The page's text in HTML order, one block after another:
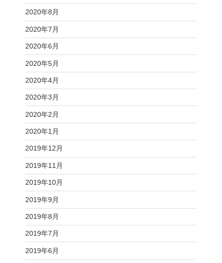
2020年8月
2020年7月
2020年6月
2020年5月
2020年4月
2020年3月
2020年2月
2020年1月
2019年12月
2019年11月
2019年10月
2019年9月
2019年8月
2019年7月
2019年6月